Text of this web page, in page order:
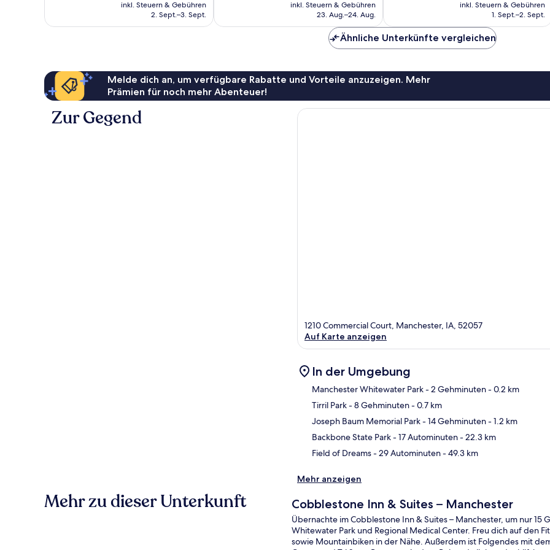
beträgt
inkl. Steuern & Gebühren
2. Sept.–3. Sept.
beträgt
inkl. Steuern & Gebühren
23. Aug.–24. Aug.
beträgt
inkl. Steuern & Gebühren
1. Sept.–2. Sept.
Ähnliche Unterkünfte vergleichen
Melde dich an, um verfügbare Rabatte und Vorteile anzuzeigen. Mehr
Prämien für noch mehr Abenteuer!
Zur Gegend
1210 Commercial Court, Manchester, IA, 52057
Auf Karte anzeigen
In der Umgebung
Manchester Whitewater Park- 2 Gehminuten- 0.2 km
Tirril Park- 8 Gehminuten- 0.7 km
Joseph Baum Memorial Park- 14 Gehminuten- 1.2 km
Backbone State Park- 17 Autominuten- 22.3 km
Field of Dreams- 29 Autominuten- 49.3 km
Mehr anzeigen
Mehr zu dieser Unterkunft Cobblestone Inn & Suites – Manchester
Übernachte im Cobblestone Inn & Suites – Manchester, um nur
Whitewater Park und Regional Medical Center. Freu dich auf den
sowie Mountainbiken in der Nähe. Außerdem ist Folgendes mit